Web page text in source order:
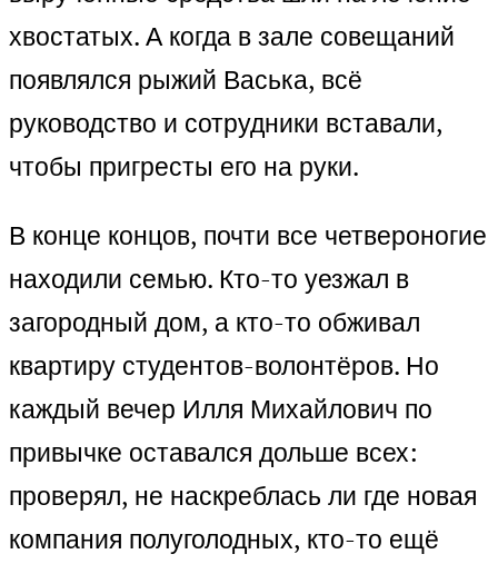
хвостатых. А когда в зале совещаний
появлялся рыжий Васька, всё
руководство и сотрудники вставали,
чтобы пригре­сты его на руки.
В конце концов, почти все четвероногие
находили семью. Кто-то уезжал в
загородный дом, а кто-то обживал
квартиру студентов-волонтёров. Но
каждый вечер Илля Михайлович по
привычке оставался дольше всех:
проверял, не наскреблась ли где новая
компания полу­голодных, кто-то ещё